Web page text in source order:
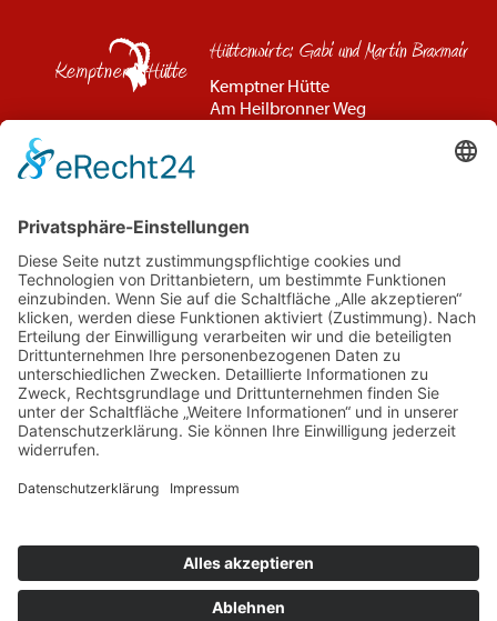
Hüttenwirte: Gabi und Martin Braxmair
Kemptner Hütte
Am Heilbronner Weg
Alpinfo
Wanderwege
mehr dazu
Home
Info
Zimmer & Preise
Preise
Drehkreuz & Touren
Leitfaden
Jobs
Kontakt
Datenschutz